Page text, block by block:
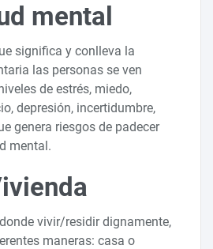
mental
significa y conlleva la
las personas se ven
de estrés, miedo,
depresión, incertidumbre,
genera riesgos de padecer
mental.
vivir/residir dignamente,
maneras: casa o